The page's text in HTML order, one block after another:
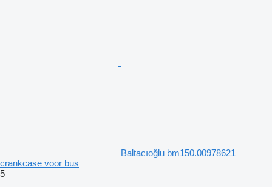
Baltacıoğlu bm150.00978621
crankcase voor bus
5